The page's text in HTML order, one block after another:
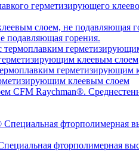
герметизирующего
подавляющая горения.
клеевым слоем
клеевым слоем
Специальная фторполимерная
фторполимерная